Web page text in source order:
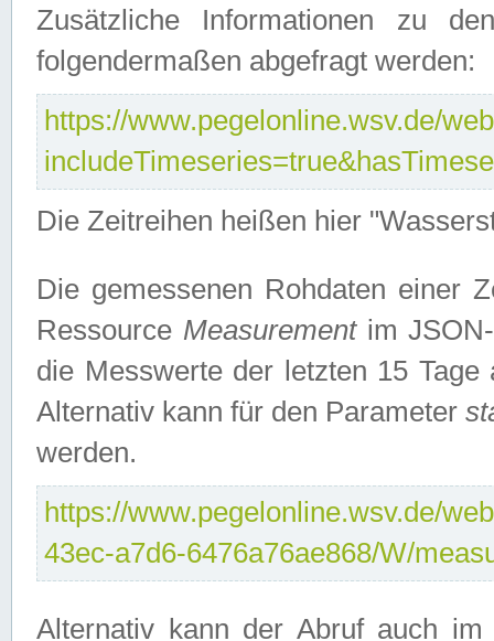
Zusätzliche Informationen zu
folgendermaßen abgefragt werden:
https://www.pegelonline.wsv.de/
Die Zeitreihen heißen hier
Die gemessenen Rohdaten einer
Ressource Measurementim JSON-
die Messwerte der letzten 15
Alternativ kann für den Parameter
werden.
https://www.pegelonline.wsv.de/
43ec-a7d6-6476a76ae868/W/
Alternativ kann der Abruf auch